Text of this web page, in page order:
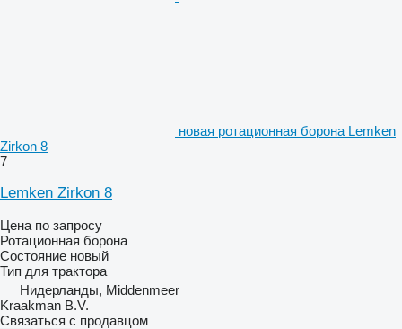
новая ротационная борона Lemken
Zirkon 8
7
Lemken Zirkon 8
Цена по запросу
Ротационная борона
Состояние новый
Тип для трактора
Нидерланды, Middenmeer
Kraakman B.V.
Связаться с продавцом